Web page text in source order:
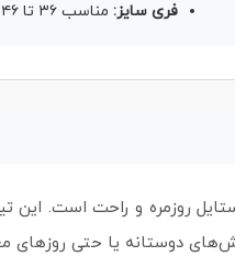
فری سایز: مناسب ۳۶ تا ۴۶
روزمره و راحت است.
دوستانه یا حتی